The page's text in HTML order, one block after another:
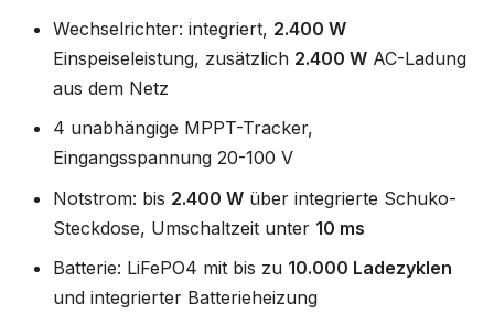
Wechselrichter: integriert, 2.400 W
Einspeiseleistung, zusätzlich 2.400 W AC-Ladung
aus dem Netz
4 unabhängige MPPT-Tracker,
Eingangsspannung 20-100 V
Notstrom: bis 2.400 W über integrierte Schuko-
Steckdose, Umschaltzeit unter 10 ms
Batterie: LiFePO4 mit bis zu 10.000 Ladezyklen
und integrierter Batterieheizung